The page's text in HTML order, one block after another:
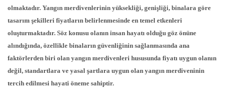
olmaktadır. Yangın merdivenlerinin yüksekliği, genişliği, binalara göre
tasarım şekilleri fiyatların belirlenmesinde en temel etkenleri
oluşturmaktadır. Söz konusu olanın insan hayatı olduğu göz önüne
alındığında, özellikle binaların güvenliğinin sağlanmasında ana
faktörlerden biri olan yangın merdivenleri hususunda fiyatı uygun olanın
değil, standartlara ve yasal şartlara uygun olan yangın merdiveninin
tercih edilmesi hayati öneme sahiptir.